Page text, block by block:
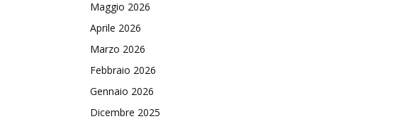
Maggio 2026
Aprile 2026
Marzo 2026
Febbraio 2026
Gennaio 2026
Dicembre 2025